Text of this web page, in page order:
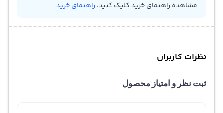
مشاهده راهنمای خرید کلیک کنید. راهنمای خرید
نظرات کاربران
ثبت نظر و امتیاز محصول